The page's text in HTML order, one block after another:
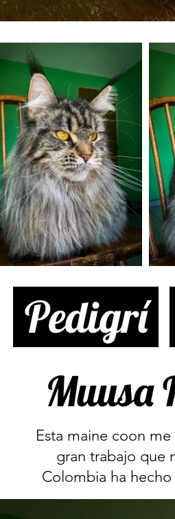
Pedigrí
Muusa
Esta maine coon
gran trabajo que
Colombia ha